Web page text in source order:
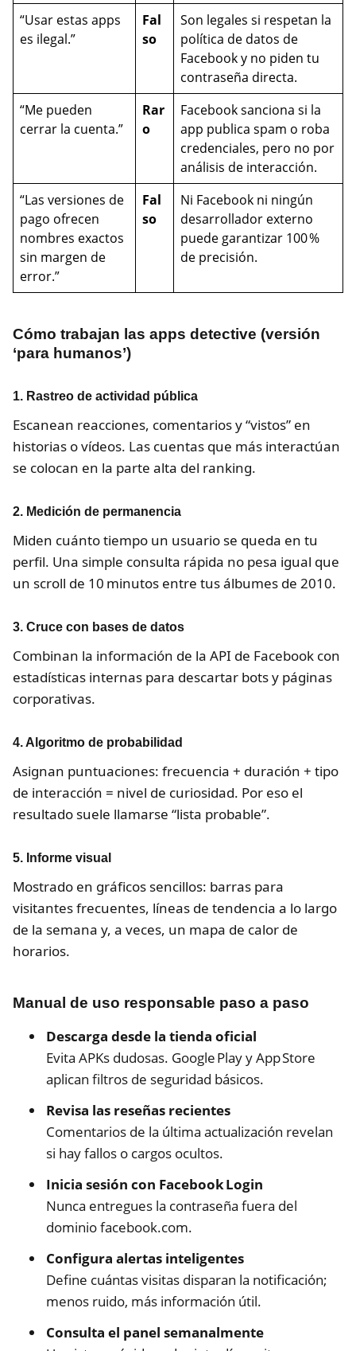
“Usar estas apps
es ilegal.”
Fal
so
Son legales si respetan la
política de datos de
Facebook y no piden tu
contraseña directa.
“Me pueden
cerrar la cuenta.”
Rar
o
Facebook sanciona si la
app publica spam o roba
credenciales, pero no por
análisis de interacción.
“Las versiones de
pago ofrecen
nombres exactos
sin margen de
error.”
Fal
so
Ni Facebook ni ningún
desarrollador externo
puede garantizar 100 %
de precisión.
Cómo trabajan las apps detective (versión
‘para humanos’)
1. Rastreo de actividad pública
Escanean reacciones, comentarios y “vistos” en
historias o vídeos. Las cuentas que más interactúan
se colocan en la parte alta del ranking.
2. Medición de permanencia
Miden cuánto tiempo un usuario se queda en tu
perfil. Una simple consulta rápida no pesa igual que
un scroll de 10 minutos entre tus álbumes de 2010.
3. Cruce con bases de datos
Combinan la información de la API de Facebook con
estadísticas internas para descartar bots y páginas
corporativas.
4. Algoritmo de probabilidad
Asignan puntuaciones: frecuencia + duración + tipo
de interacción = nivel de curiosidad. Por eso el
resultado suele llamarse “lista probable”.
5. Informe visual
Mostrado en gráficos sencillos: barras para
visitantes frecuentes, líneas de tendencia a lo largo
de la semana y, a veces, un mapa de calor de
horarios.
Manual de uso responsable paso a paso
Descarga desde la tienda oficial
Evita APKs dudosas. Google Play y App Store
aplican filtros de seguridad básicos.
Revisa las reseñas recientes
Comentarios de la última actualización revelan
si hay fallos o cargos ocultos.
Inicia sesión con Facebook Login
Nunca entregues la contraseña fuera del
dominio facebook.com.
Configura alertas inteligentes
Define cuántas visitas disparan la notificación;
menos ruido, más información útil.
Consulta el panel semanalmente